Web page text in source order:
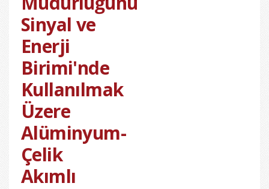
Sinyal ve
Enerji
Birimi'nde
Kullanılmak
Üzere
Alüminyum-
Çelik
Akımlı